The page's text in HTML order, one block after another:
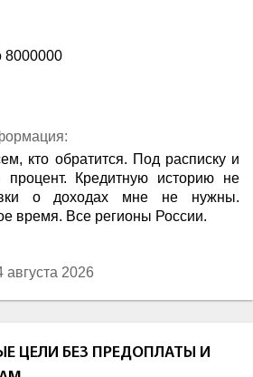
8000000
кто обратится. Под расписку и
процент. Кредитную историю не
о доходах мне не нужны.
время. Все регионы России.
августа 2026
ЦЕЛИ БЕЗ ПРЕДОПЛАТЫ И